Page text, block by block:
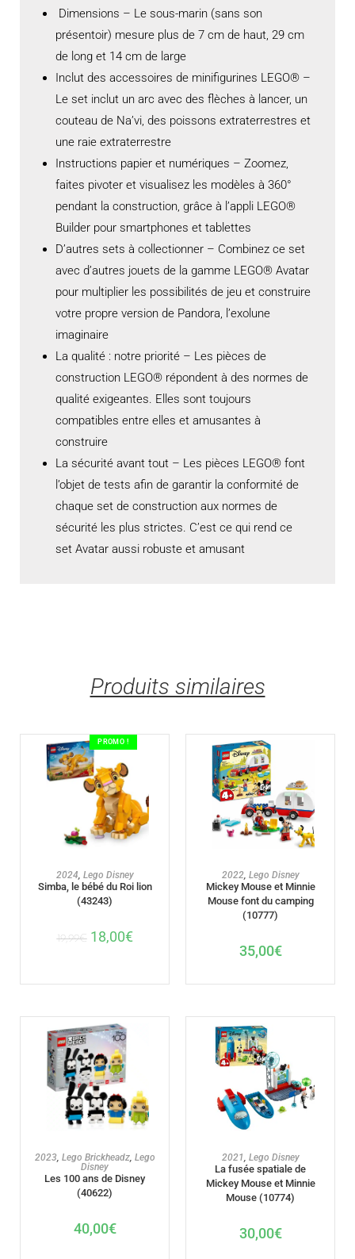
Dimensions – Le sous-marin (sans son
présentoir) mesure plus de 7 cm de haut, 29 cm
de long et 14 cm de large
Inclut des accessoires de minifigurines LEGO® –
Le set inclut un arc avec des flèches à lancer, un
couteau de Na’vi, des poissons extraterrestres et
une raie extraterrestre
Instructions papier et numériques – Zoomez,
faites pivoter et visualisez les modèles à 360°
pendant la construction, grâce à l’appli LEGO®
Builder pour smartphones et tablettes
D’autres sets à collectionner – Combinez ce set
avec d’autres jouets de la gamme LEGO® Avatar
pour multiplier les possibilités de jeu et construire
votre propre version de Pandora, l’exolune
imaginaire
La qualité : notre priorité – Les pièces de
construction LEGO® répondent à des normes de
qualité exigeantes. Elles sont toujours
compatibles entre elles et amusantes à
construire
La sécurité avant tout – Les pièces LEGO® font
l’objet de tests afin de garantir la conformité de
chaque set de construction aux normes de
sécurité les plus strictes. C’est ce qui rend ce
set Avatar aussi robuste et amusant
Produits similaires
PROMO !
AJOUTER AU PANIER
2024, Lego Disney
Simba, le bébé du Roi lion
(43243)
19,99€ 18,00€
AJOUTER AU PANIER
2022, Lego Disney
Mickey Mouse et Minnie
Mouse font du camping
(10777)
35,00€
AJOUTER AU PANIER
2023, Lego Brickheadz, Lego
Disney
Les 100 ans de Disney
(40622)
40,00€
AJOUTER AU PANIER
2021, Lego Disney
La fusée spatiale de
Mickey Mouse et Minnie
Mouse (10774)
30,00€